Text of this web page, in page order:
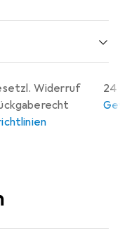
Widerruf
24